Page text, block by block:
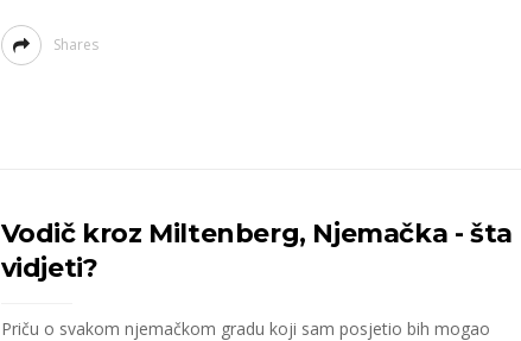
Shares
Vodič kroz Miltenberg, Njemačka - šta
vidjeti?
Priču o svakom njemačkom gradu koji sam posjetio bih mogao